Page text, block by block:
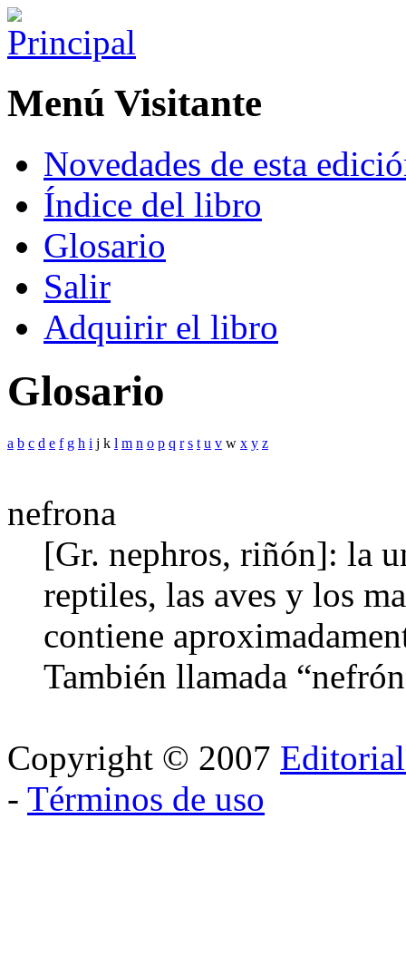
Menú Visitante
Novedades de esta
Índice del libro
Glosario
Salir
Adquirir el libro
Glosario
a b c d e f g h i j k l m n o p q r s t u v w x y z
nefrona
[Gr. nephros, riñón]: la
reptiles, las aves y los
contiene
También llamada
Copyright © 2007
- Términos de uso